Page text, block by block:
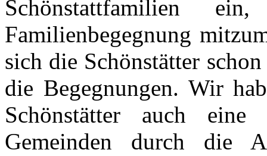
Schönstattfamilien
Familienbegegnung
sich die Schönstätter
die Begegnungen. Wir
Schönstätter auch
Gemeinden durch die